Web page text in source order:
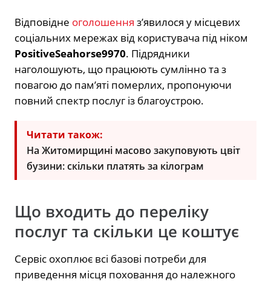
Відповідне оголошення з’явилося у місцевих
соціальних мережах від користувача під ніком
PositiveSeahorse9970. Підрядники
наголошують, що працюють сумлінно та з
повагою до пам’яті померлих, пропонуючи
повний спектр послуг із благоустрою.
Читати також:
На Житомирщині масово закуповують цвіт
бузини: скільки платять за кілограм
Що входить до переліку
послуг та скільки це коштує
Сервіс охоплює всі базові потреби для
приведення місця поховання до належного